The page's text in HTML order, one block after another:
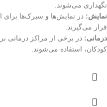
نگهداری می‌شوند.
نمایش: در نمایش‌ها و سیرک‌ها برای
قرار می‌گیرند.
درمانی: در برخی از مراکز درمانی
کودکان، استفاده می‌شوند.